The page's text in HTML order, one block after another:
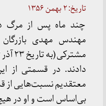
تاریخ:۲ بهمن ۱۳۵۶
چند ماه پس از مرگ
مهندس مهدی
دادند. در قسمتی از
معتقدیم نسبت‌هایی از
بی‌اساس است و او در